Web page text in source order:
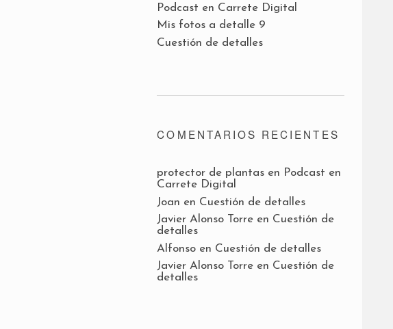
Podcast en Carrete Digital
Mis fotos a detalle 9
Cuestión de detalles
COMENTARIOS RECIENTES
protector de plantas en Podcast en
Carrete Digital
Joan en Cuestión de detalles
Javier Alonso Torre en Cuestión de
detalles
Alfonso en Cuestión de detalles
Javier Alonso Torre en Cuestión de
detalles